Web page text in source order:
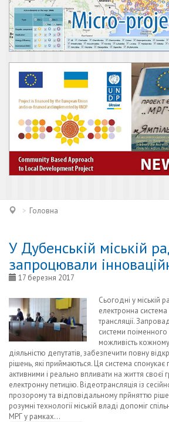
Головна
У Дубенській міській
запроцювали
17 березня 2017
Сьогодні у міській
електронна
трансляції.
системи
можливість
діяльністю депутатів, забезпечити повну
рішень, які приймаються. Ця система
активними і реально впливати на життя своєї
електронну петицію. Відеотрансляція із
прозорому та відповідальному прйняттю
розумні технології міській владі допоміг
МРГ у рамках...